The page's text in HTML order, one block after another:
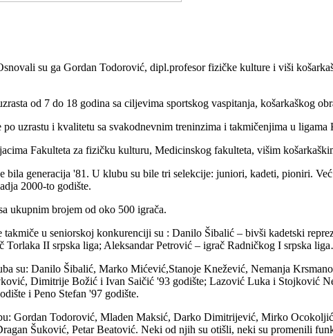
su ga Gordan Todorović, dipl.profesor fizičke kulture i viši
od 7 do 18 godina sa ciljevima sportskog vaspitanja, košarkaškog
uzrastu i kvalitetu sa svakodnevnim treninzima i takmičenjima u
Fakulteta za fizičku kulturu, Medicinskog fakulteta, višim
bila generacija '81. U klubu su bile tri selekcije: juniori, kadeti, pioniri.
2000-to godište.
ukupnim brojem od oko 500 igrača.
u seniorskoj konkurenciji su : Danilo Šibalić – bivši kadetski
II srpska liga; Aleksandar Petrović – igrač Radničkog I srpska
su: Danilo Šibalić, Marko Mićević,Stanoje Knežević, Nemanja
Dimitrije Božić i Ivan Saičić '93 godište; Lazović Luka i Stojković
i Peno Stefan '97 godište.
Gordan Todorović, Mladen Maksić, Darko Dimitrijević, Mirko
Šuković, Petar Beatović. Neki od njih su otišli, neki su promenili